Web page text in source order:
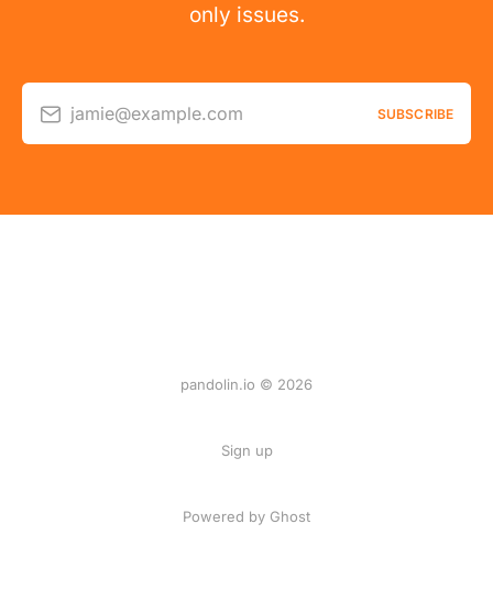
only issues.
jamie@example.com SUBSCRIBE
pandolin.io © 2026
Sign up
Powered by Ghost